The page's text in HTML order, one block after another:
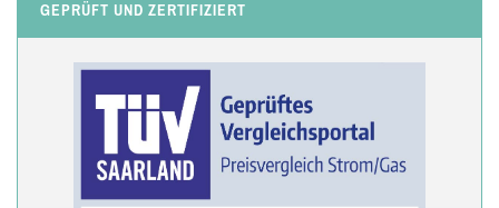
GEPRÜFT UND ZERTIFIZIERT